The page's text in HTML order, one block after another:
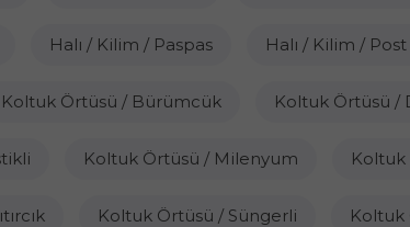
Halı / Kilim / Paspas Halı / Kilim /
Koltuk Örtüsü / Bürümcük Koltuk Örtüsü /
Koltuk Örtüsü / Milenyum Koltuk
Koltuk Örtüsü / Süngerli Koltuk